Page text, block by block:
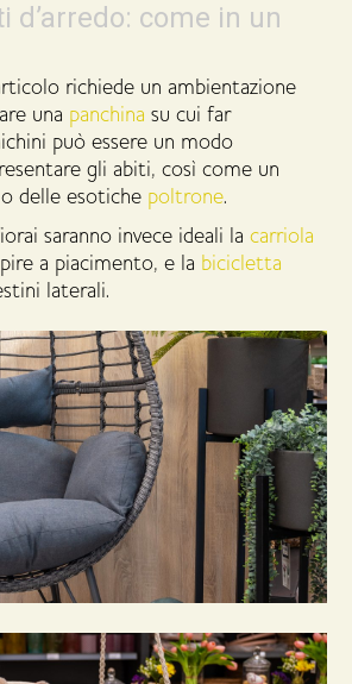
d’arredo: come in un
richiede un ambientazione
una panchina su cui far
può essere un modo
gli abiti, così come un
delle esotiche poltrone.
saranno invece ideali la carriola
a piacimento, e la bicicletta
laterali.